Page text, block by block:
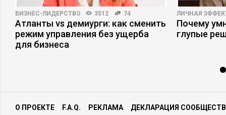
БИЗНЕС-ЛИДЕРСТВО 3512 74
Атланты vs демиурги: как сменить
режим управления без ущерба
для бизнеса
ЛИЧНАЯ
Почему
глупые
О ПРОЕКТЕ F.A.Q. РЕКЛАМА ДЕКЛАРАЦИЯ